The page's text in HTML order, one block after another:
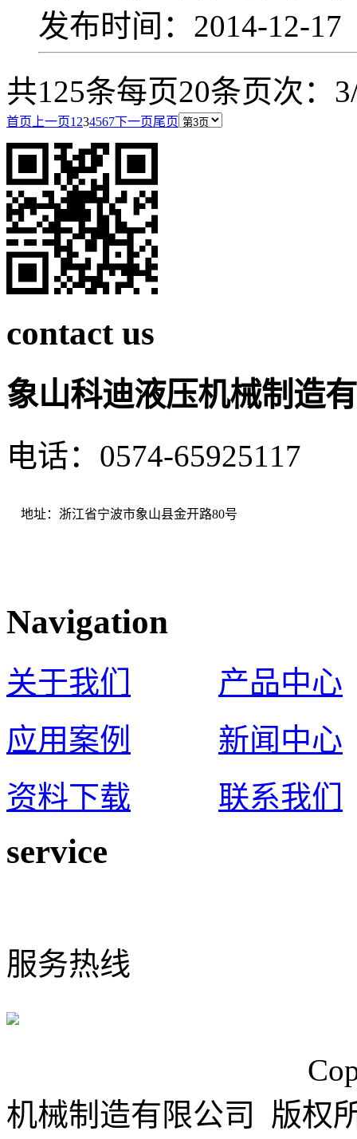
发布时间：2014-12-
共125条每页20条页次：
首页 上一页1 234567下一页尾页
contact us
象山科迪液压机械制造
电话：0574-65925117
地址：浙江省宁波市象山县金开路80号
Navigation
关于我们
产品中心
应用案例
新闻中心
资料下载
联系我们
service
服务热线
机械制造有限公司 版权